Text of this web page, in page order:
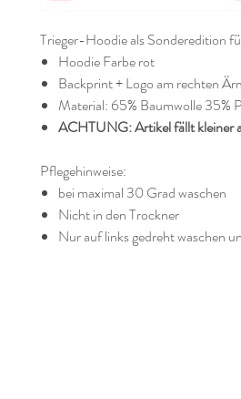
Trieger-Hoodie als Sonderedition
Hoodie Farbe rot
Backprint + Logo am rechten
Material: 65% Baumwolle 35%
ACHTUNG: Artikel fällt kleiner
Pflegehinweise:
bei maximal 30 Grad waschen
Nicht in den Trockner
Nur auf links gedreht waschen